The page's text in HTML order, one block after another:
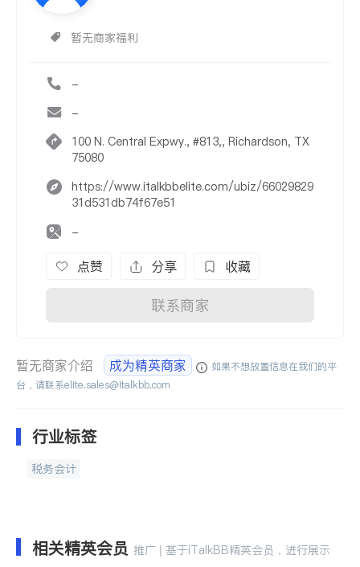
暂无商家福利
-
-
100 N. Central Expwy., #813,, Richardson, TX
75080
https://www.italkbbelite.com/ubiz/66029829
31d531db74f67e51
-
点赞 分享 收藏
联系商家
暂无商家介绍 成为精英商家
如果不想放置信息在我们的平
台，请联系elite.sales@italkbb.com
行业标签
税务会计
相关精英会员 推广 | 基于iTalkBB精英会员，进行展示